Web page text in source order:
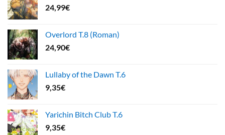
24,99€
Overlord T.8 (Roman)
24,90€
Lullaby of the Dawn T.6
9,35€
Yarichin Bitch Club T.6
9,35€